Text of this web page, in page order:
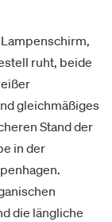
ruht, beide
gleichmäßiges
Stand der
in der
die längliche